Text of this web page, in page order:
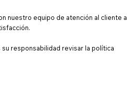
nuestro equipo de atención al cliente a
responsabilidad revisar la política